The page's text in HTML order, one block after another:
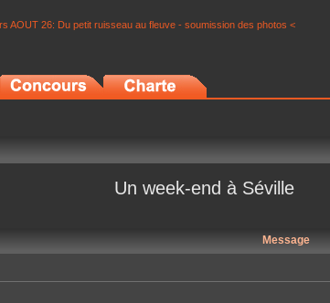
AOUT 26: Du petit ruisseau au fleuve - soumission des photos <
Un week-end à Séville
Message